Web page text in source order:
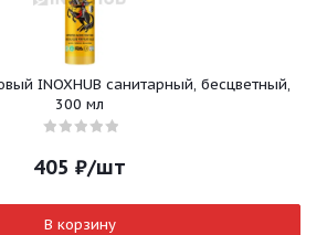
INOXHUB санитарный, бесцветный,
300 мл
405 ₽/шт
В корзину